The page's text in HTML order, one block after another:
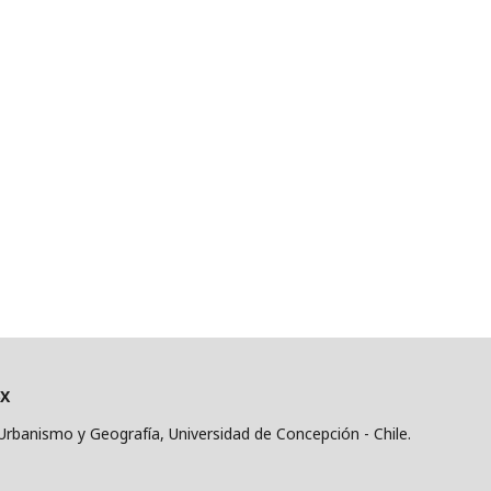
y Geografía, Universidad de Concepción - Chile.